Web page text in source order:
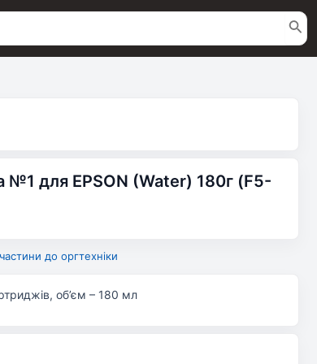
№1 для EPSON (Water) 180г (F5-
до оргтехніки
об’єм – 180 мл